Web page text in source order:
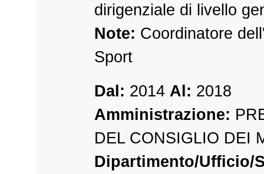
dirigenziale di livello
Note: Coordinatore
Sport
Dal: 2014 Al: 2018
Amministrazione:
DEL CONSIGLIO DEI
Dipartimento/Ufficio/